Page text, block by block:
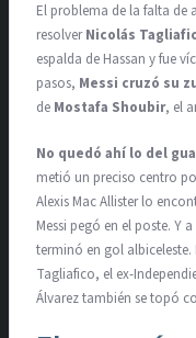
El problema de la falta de
resolverNicolás
espalda de Hassan y fue
pasos, Messi cruzó su
de Mostafa Shoubir, el
No quedó ahí lo del
metió un preciso centro
Alexis Mac Allister lo
Messi pegó en el poste. Y
terminó en gol
Tagliafico, el ex-
Álvarez también se topó